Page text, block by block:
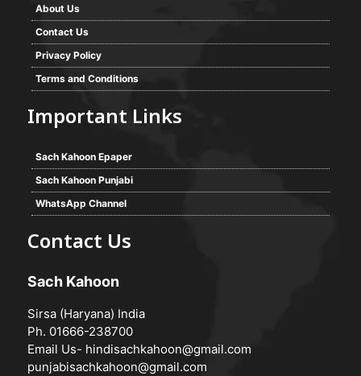
About Us
Contact Us
Privacy Policy
Terms and Conditions
Important Links
Sach Kahoon Epaper
Sach Kahoon Punjabi
WhatsApp Channel
Contact Us
Sach Kahoon
Sirsa (Haryana) India
Ph. 01666-238700
Email Us- hindisachkahoon@gmail.com
punjabisachkahoon@gmail.com